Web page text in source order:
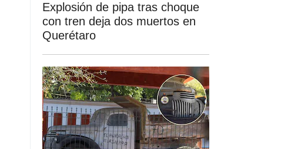
Explosión de pipa tras choque
con tren deja dos muertos en
Querétaro